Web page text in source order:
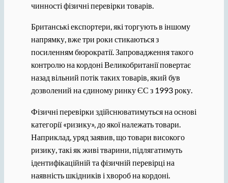
чинності фізичні перевірки товарів.
Британські експортери, які торгують в іншому
напрямку, вже три роки стикаються з
посиленням бюрократії. Запровадження такого
контролю на кордоні Великобританії повертає
назад вільний потік таких товарів, який був
дозволений на єдиному ринку ЄС з 1993 року.
Фізичні перевірки здійснюватимуться на основі
категорії «ризику», до якої належать товари.
Наприклад, уряд заявив, що товари високого
ризику, такі як живі тварини, підлягатимуть
ідентифікаційній та фізичній перевірці на
наявність шкідників і хвороб на кордоні.